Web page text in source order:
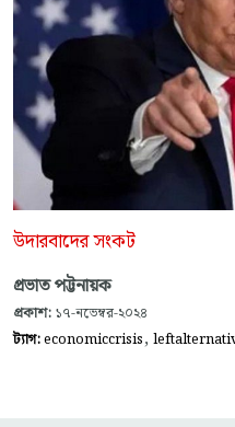
উদারবাদের সংকট
প্রভাত পট্টনায়ক
প্রকাশ: ১৭-নভেম্বর-২০২৪
ট্যাগ:economiccrisis,